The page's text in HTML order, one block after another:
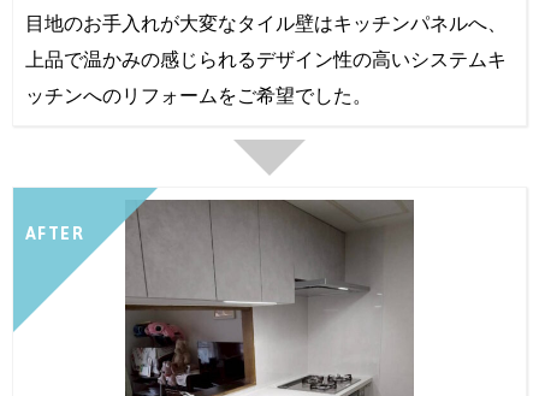
目地のお手入れが大変なタイル壁はキッチンパネルへ、
上品で温かみの感じられるデザイン性の高いシステムキ
ッチンへのリフォームをご希望でした。
AFTER